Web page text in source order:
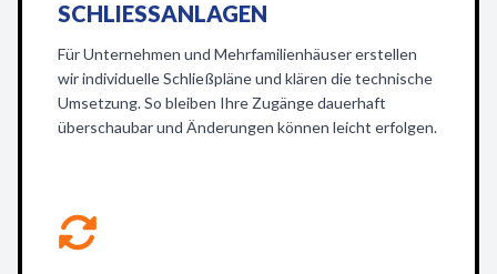
SCHLIESSANLAGEN
Für Unternehmen und Mehrfamilienhäuser erstellen
wir individuelle Schließpläne und klären die technische
Umsetzung. So bleiben Ihre Zugänge dauerhaft
überschaubar und Änderungen können leicht erfolgen.